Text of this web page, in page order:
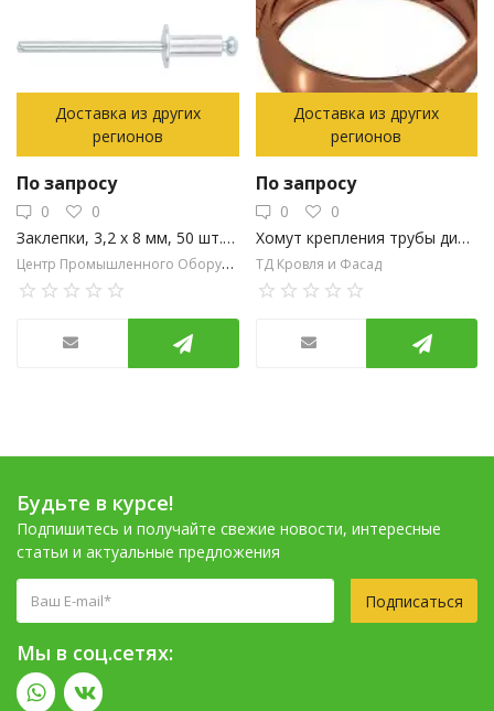
Доставка из других
регионов
По запросу
0
0
Заклепки, 3,2 х 8 мм, 50 шт. MATRIX
Центр Промышленного Оборудования
Доставка из других
регионов
По запросу
0
0
Хомут крепления трубы диам.80 REGENAU Медный
ТД Кровля и Фасад
Будьте в курсе!
Подпишитесь и получайте свежие новости, интересные
статьи и актуальные предложения
Подписаться
Мы в соц.сетях: